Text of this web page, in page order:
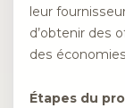
leur
d’obtenir des
des
Étapes du